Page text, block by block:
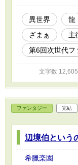
異世界 龍
ざまぁ
主
第6回次世代フ
文字数 12,605
ファンタジー 完結
辺境伯という
希臘楽園